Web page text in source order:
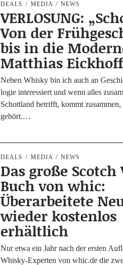
DEALS MEDIA NEWS
VERLOSUNG:
Von der
bis in die
Matthias Eickhoff
Neben Whis­ky bin ich auch an
lo­gie inter­es­siert und wenn alles
Schott­land betrifft, kommt zusam­men,
gehört.…
DEALS MEDIA NEWS
Das große
Buch von whic:
Überarbeitete
wieder kostenlos
erhältlich
Nur etwa ein Jahr nach der ers­ten
Whis­ky-Exper­­ten von whic.de die